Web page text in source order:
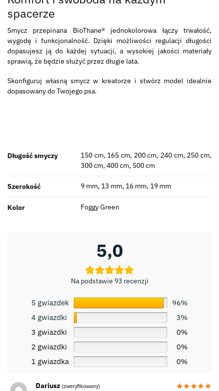
spacerze
Smycz przepinana BioThane® jednokolorowa łączy trwałość,
wygodę i funkcjonalność. Dzięki możliwości regulacji długości
dopasujesz ją do każdej sytuacji, a wysokiej jakości materiały
sprawią, że będzie służyć przez długie lata.
Skonfiguruj własną smycz w kreatorze i stwórz model idealnie
dopasowany do Twojego psa.
Długość smyczy
150 cm, 165 cm, 200 cm, 240 cm, 250 cm,
300 cm, 400 cm, 500 cm
Szerokość 9 mm, 13 mm, 16 mm, 19 mm
Kolor Foggy Green
5,0
Na podstawie 93 recenzji
5 gwiazdek
96%
4 gwiazdki
3%
3 gwiazdki
0%
2 gwiazdki
0%
1 gwiazdka
0%
Dariusz (zweryfikowany)